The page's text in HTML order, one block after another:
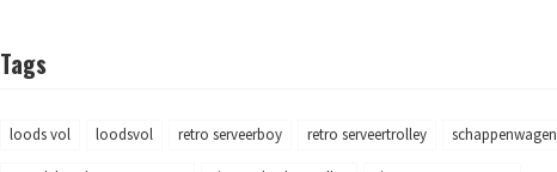
Tags
loods vol loodsvol retro serveerboy retro serveertrolley schappenwagen